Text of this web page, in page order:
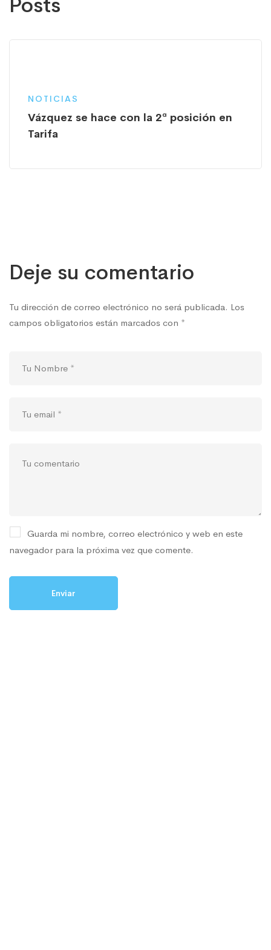
NOTICIAS
Vázquez se hace con la 2ª posición en
Tarifa
Deje su comentario
Tu dirección de correo electrónico no será publicada. Los
campos obligatorios están marcados con *
Guarda mi nombre, correo electrónico y web en este
navegador para la próxima vez que comente.